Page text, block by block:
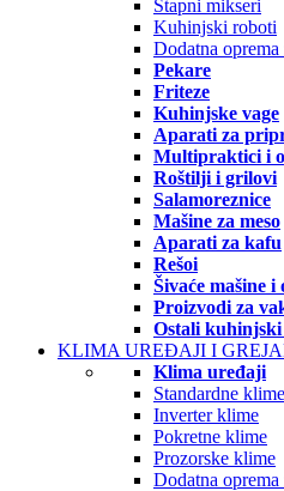
Štapni mikseri
Kuhinjski roboti
Dodatna oprema
Pekare
Friteze
Kuhinjske vage
Aparati za
Multipraktici i
Roštilji i grilovi
Salamoreznice
Mašine za meso
Aparati za kafu
Rešoi
Šivaće mašine i
Proizvodi za
Ostali
KLIMA UREĐAJI I
Klima uređaji
Standardne klime
Inverter klime
Pokretne klime
Prozorske klime
Dodatna